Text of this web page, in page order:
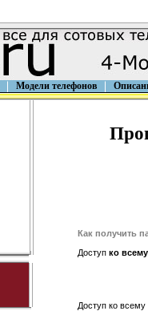
Модели телефонов
Как получить
Доступ ко
Доступ ко всему